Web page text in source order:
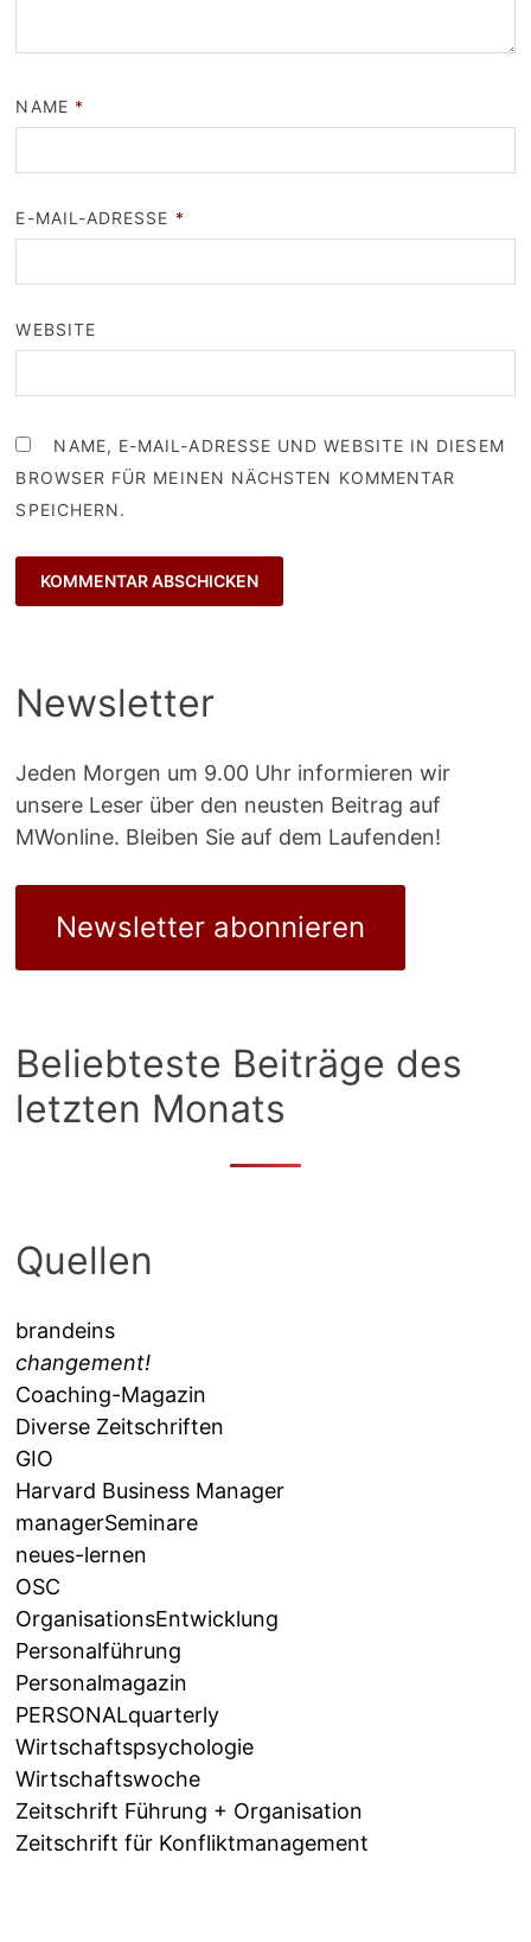
NAME *
E-MAIL-ADRESSE *
WEBSITE
NAME, E-MAIL-ADRESSE UND WEBSITE IN DIESEM
BROWSER FÜR MEINEN NÄCHSTEN KOMMENTAR
SPEICHERN.
Newsletter
Jeden Morgen um 9.00 Uhr informieren wir
unsere Leser über den neusten Beitrag auf
MWonline. Bleiben Sie auf dem Laufenden!
Newsletter abonnieren
Beliebteste Beiträge des
letzten Monats
Quellen
brandeins
changement!
Coaching-Magazin
Diverse Zeitschriften
GIO
Harvard Business Manager
managerSeminare
neues-lernen
OSC
OrganisationsEntwicklung
Personalführung
Personalmagazin
PERSONALquarterly
Wirtschaftspsychologie
Wirtschaftswoche
Zeitschrift Führung + Organisation
Zeitschrift für Konfliktmanagement